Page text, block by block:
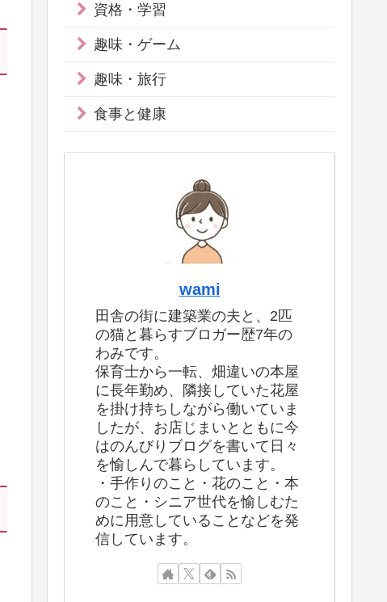
資格・学習
趣味・ゲーム
趣味・旅行
食事と健康
wami
田舎の街に建築業の夫と、2匹
の猫と暮らすブロガー歴7年の
わみです。
保育士から一転、畑違いの本屋
に長年勤め、隣接していた花屋
を掛け持ちしながら働いていま
したが、お店じまいとともに今
はのんびりブログを書いて日々
を愉しんで暮らしています。
・手作りのこと・花のこと・本
のこと・シニア世代を愉しむた
めに用意していることなどを発
信しています。